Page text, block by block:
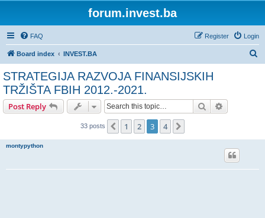
forum.invest.ba
FAQ Login
Register
Board index INVEST.BA
STRATEGIJA RAZVOJA FINANSIJSKIH
TRŽIŠTA FBIH 2012.-2021.
Post Reply Search
33 posts Previous
1 2 3 4
montypython